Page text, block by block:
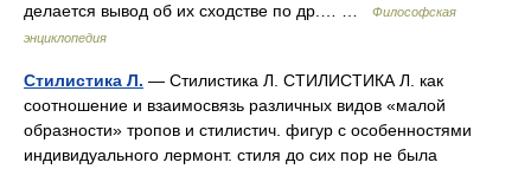
делается вывод об их сходстве по др.… …
Философская
энциклопедия
Стилистика Л. — Стилистика Л. СТИЛИСТИКА Л. как
соотношение и взаимосвязь различных видов «малой
образности» тропов и стилистич. фигур с особенностями
индивидуального лермонт. стиля до сих пор не была